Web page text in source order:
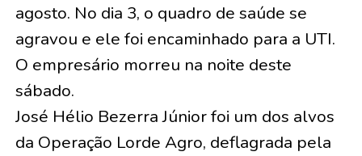
agosto. No dia 3, o quadro de saúde se
agravou e ele foi encaminhado para a UTI.
O empresário morreu na noite deste
sábado.
José Hélio Bezerra Júnior foi um dos alvos
da Operação Lorde Agro, deflagrada pela